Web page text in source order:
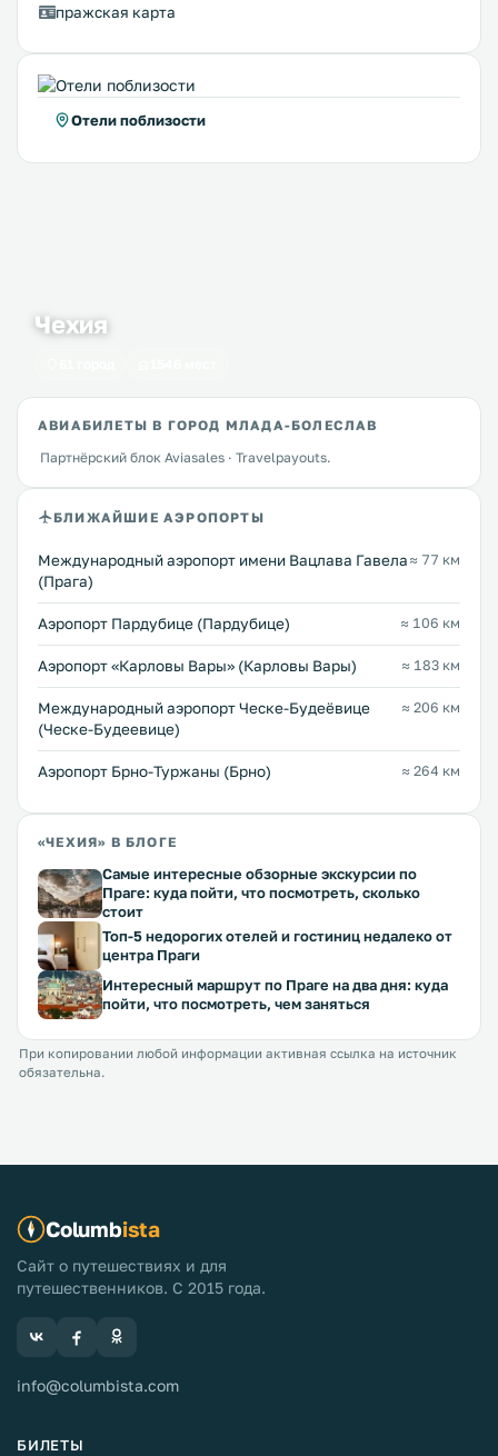
пражская карта
Отели поблизости
Чехия
АВИАБИЛЕТЫ В ГОРОД МЛАДА-БОЛЕСЛАВ
Партнёрский блок Aviasales · Travelpayouts.
БЛИЖАЙШИЕ АЭРОПОРТЫ
Международный аэропорт имени Вацлава Гавела
(Прага)
≈ 77 км
Аэропорт Пардубице (Пардубице) ≈ 106 км
Аэропорт «Карловы Вары» (Карловы Вары) ≈ 183 км
Международный аэропорт Ческе-Будеёвице
(Ческе-Будеевице)
≈ 206 км
Аэропорт Брно-Туржаны (Брно) ≈ 264 км
«ЧЕХИЯ» В БЛОГЕ
Самые интересные обзорные экскурсии по
Праге: куда пойти, что посмотреть, сколько
стоит
Топ-5 недорогих отелей и гостиниц недалеко от
центра Праги
Интересный маршрут по Праге на два дня: куда
пойти, что посмотреть, чем заняться
При копировании любой информации активная ссылка на источник
обязательна.
Columbista
Сайт о путешествиях и для
путешественников. С 2015 года.
info@columbista.com
БИЛЕТЫ